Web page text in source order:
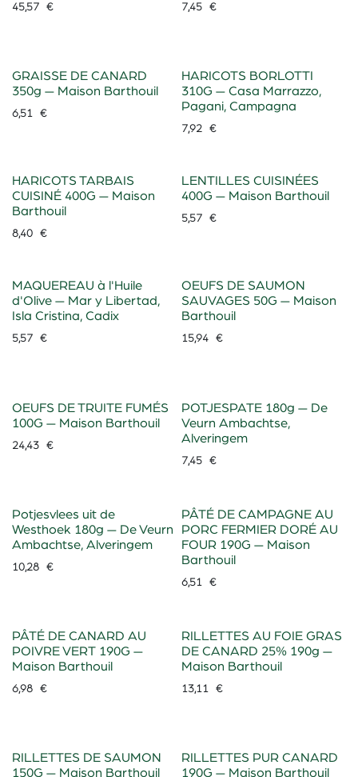
45,57 € 7,45€
GRAISSE DE CANARD
350g — Maison Barthouil
6,51 €
HARICOTS BORLOTTI
310G — Casa Marrazzo,
Pagani, Campagna
7,92€
HARICOTS TARBAIS
CUISINÉ 400G — Maison
Barthouil
8,40 €
LENTILLES CUISINÉES
400G — Maison Barthouil
5,57€
MAQUEREAU à l'Huile
d'Olive — Mar y Libertad,
Isla Cristina, Cadix
5,57 €
OEUFS DE SAUMON
SAUVAGES 50G — Maison
Barthouil
15,94€
OEUFS DE TRUITE FUMÉS
100G — Maison Barthouil
24,43 €
POTJESPATE 180g — De
Veurn Ambachtse,
Alveringem
7,45€
Potjesvlees uit de
Westhoek 180g — De Veurn
Ambachtse, Alveringem
10,28 €
PÂTÉ DE CAMPAGNE AU
PORC FERMIER DORÉ AU
FOUR 190G — Maison
Barthouil
6,51 €
PÂTÉ DE CANARD AU
POIVRE VERT 190G —
Maison Barthouil
6,98 €
RILLETTES AU FOIE GRAS
DE CANARD 25% 190g —
Maison Barthouil
13,11€
RILLETTES DE SAUMON
150G — Maison Barthouil
RILLETTES PUR CANARD
190G — Maison Barthouil